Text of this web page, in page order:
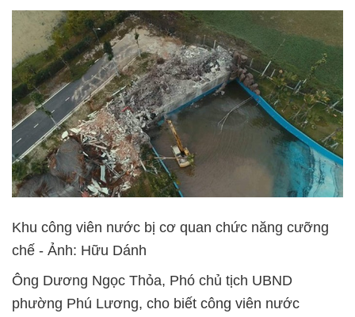
Khu công viên nước bị cơ quan chức năng cưỡng
chế - Ảnh: Hữu Dánh
Ông Dương Ngọc Thỏa, Phó chủ tịch UBND
phường Phú Lương, cho biết công viên nước